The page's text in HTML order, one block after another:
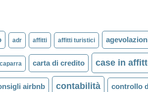
adr affitti affitti turistici
caparra carta di credito case in
airbnb contabilità controllo